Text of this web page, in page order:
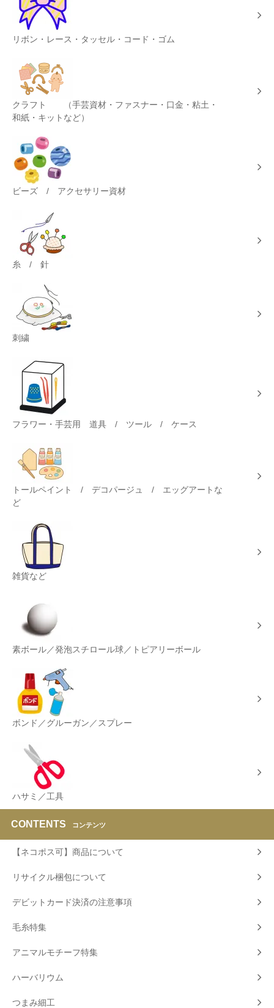
リボン・レース・タッセル・コード・ゴム
クラフト （手芸資材・ファスナー・口金・粘土・
和紙・キットなど）
ビーズ / アクセサリー資材
糸 / 針
刺繍
フラワー・手芸用 道具 / ツール / ケース
トールペイント / デコパージュ / エッグアートな
ど
雑貨など
素ボール／発泡スチロール球／トピアリーボール
ボンド／グルーガン／スプレー
ハサミ／工具
CONTENTS コンテンツ
【ネコポス可】商品について
リサイクル梱包について
デビットカード決済の注意事項
毛糸特集
アニマルモチーフ特集
ハーバリウム
つまみ細工